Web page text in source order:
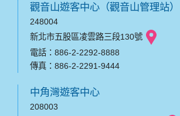
觀音山遊客中心（觀音山管理站）
248004
新北市五股區凌雲路三段130號
電話：886-2-2292-8888
傳真：886-2-2291-9444
中角灣遊客中心
208003